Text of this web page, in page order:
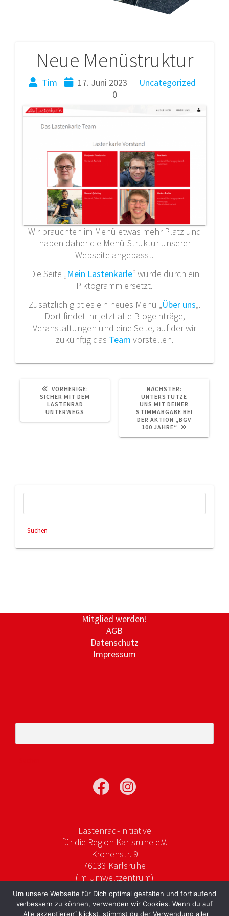
Neue Menüstruktur
Tim 17. Juni 2023
Uncategorized
0
Wir brauchten im Menü etwas mehr Platz und
haben daher die Menü-Struktur unserer
Webseite angepasst.
Die Seite „Mein Lastenkarle“ wurde durch ein
Piktogramm ersetzt.
Zusätzlich gibt es ein neues Menü „Über uns„.
Dort findet ihr jetzt alle Blogeinträge,
Veranstaltungen und eine Seite, auf der wir
zukünftig das Team vorstellen.
Beitragsnavigation
VORHERIGE:
BEITRAG:
SICHER MIT DEM
LASTENRAD
UNTERWEGS
NÄCHSTER:
BEITRAG:
UNTERSTÜTZE
UNS MIT DEINER
STIMMABGABE BEI
DER AKTION „BGV
100 JAHRE“
Mitglied werden!
AGB
Datenschutz
Impressum
Lastenrad-Initiative
für die Region Karlsruhe e.V.
Kronenstr. 9
76133 Karlsruhe
(im Umweltzentrum)
Um unsere Webseite für Dich optimal gestalten und fortlaufend
verbessern zu können, verwenden wir Cookies. Wenn du auf
„Alle akzeptieren“ klickst, stimmst du der Verwendung aller